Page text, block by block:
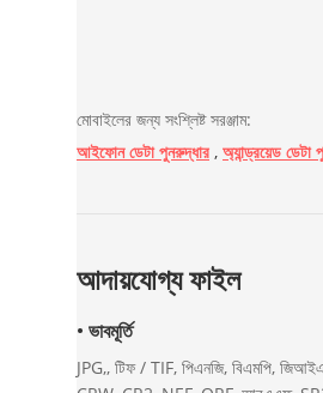
মোবাইলের জন্য সংশ্লিষ্ট সরঞ্জাম:
আইফোন ডেটা পুনরুদ্ধার , অ্যান্ড্রয়েড ডেটা
আদায়যোগ্য ফাইল
• ভাবমূর্তি
JPG,, টিফ / TIF, পিএনজি, বিএমপি,